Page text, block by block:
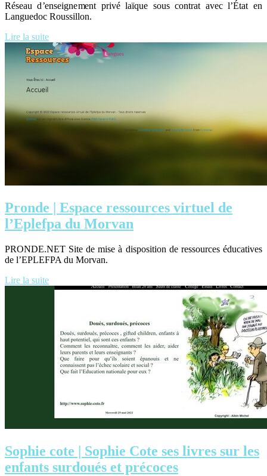
Réseau d’enseignement privé laïque sous contrat avec l’État en
Languedoc Roussillon.
Lire la suite
Pronde | Espace ressources virtuel de
l’Eplefpa du Morvan
PRONDE.NET Site de mise à disposition de ressources éducatives
de l’EPLEFPA du Morvan.
Lire la suite
Sophie cote | Sophie Cote ses livres sur les
enfants surdoués et précoces